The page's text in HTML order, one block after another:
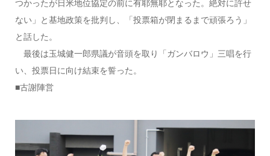
つかったが日米地位協定の前に有耶無耶となった。絶対に許せ
ない」と基地政策を批判し、「投票箱が閉まるまで頑張ろう」
と話した。
最後は玉城健一郎県議が音頭を取り「ガンバロウ」三唱を行
い、投票日に向け結束を誓った。
■古謝陣営